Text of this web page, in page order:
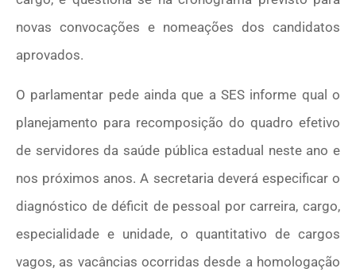
novas convocações e nomeações dos candidatos
aprovados.
O parlamentar pede ainda que a SES informe qual o
planejamento para recomposição do quadro efetivo
de servidores da saúde pública estadual neste ano e
nos próximos anos. A secretaria deverá especificar o
diagnóstico de déficit de pessoal por carreira, cargo,
especialidade e unidade, o quantitativo de cargos
vagos, as vacâncias ocorridas desde a homologação